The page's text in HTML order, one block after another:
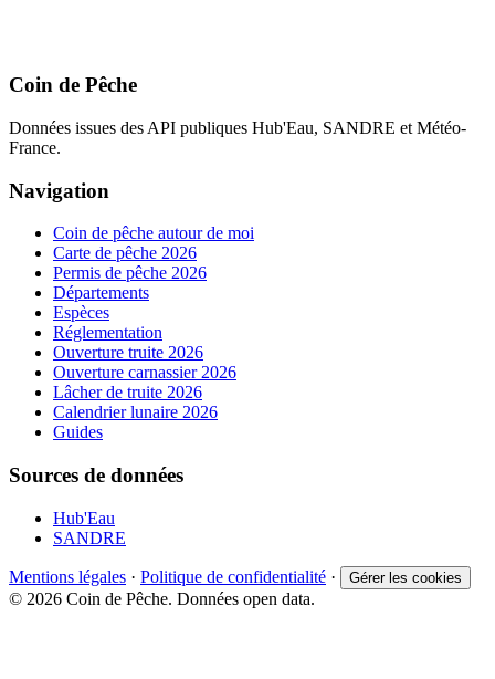
Coin de Pêche
Données issues des API publiques Hub'Eau, SANDRE et Météo-
France.
Navigation
Coin de pêche autour de moi
Carte de pêche 2026
Permis de pêche 2026
Départements
Espèces
Réglementation
Ouverture truite 2026
Ouverture carnassier 2026
Lâcher de truite 2026
Calendrier lunaire 2026
Guides
Sources de données
Hub'Eau
SANDRE
Mentions légales · Politique de confidentialité · Gérer les cookies
© 2026 Coin de Pêche. Données open data.